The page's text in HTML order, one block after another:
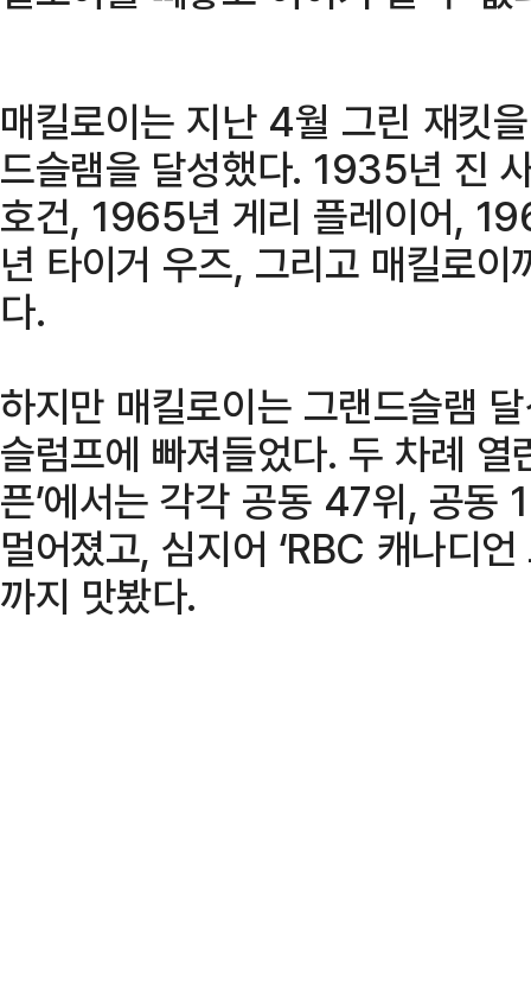
매킬로이는 지난 4월 그린 재킷
드슬램을 달성했다. 1935년 진
호건, 1965년 게리 플레이어,
년 타이거 우즈, 그리고 매킬로
다.
하지만 매킬로이는 그랜드슬램
슬럼프에 빠져들었다. 두 차례 열
픈’에서는 각각 공동 47위, 공동
멀어졌고, 심지어 ‘RBC 캐나디
까지 맛봤다.